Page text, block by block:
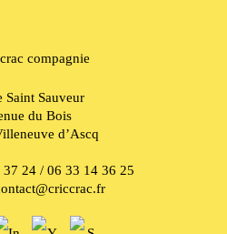
Saint Sauveur
du Bois
d’Ascq
37 24 / 06 33 14 36 25